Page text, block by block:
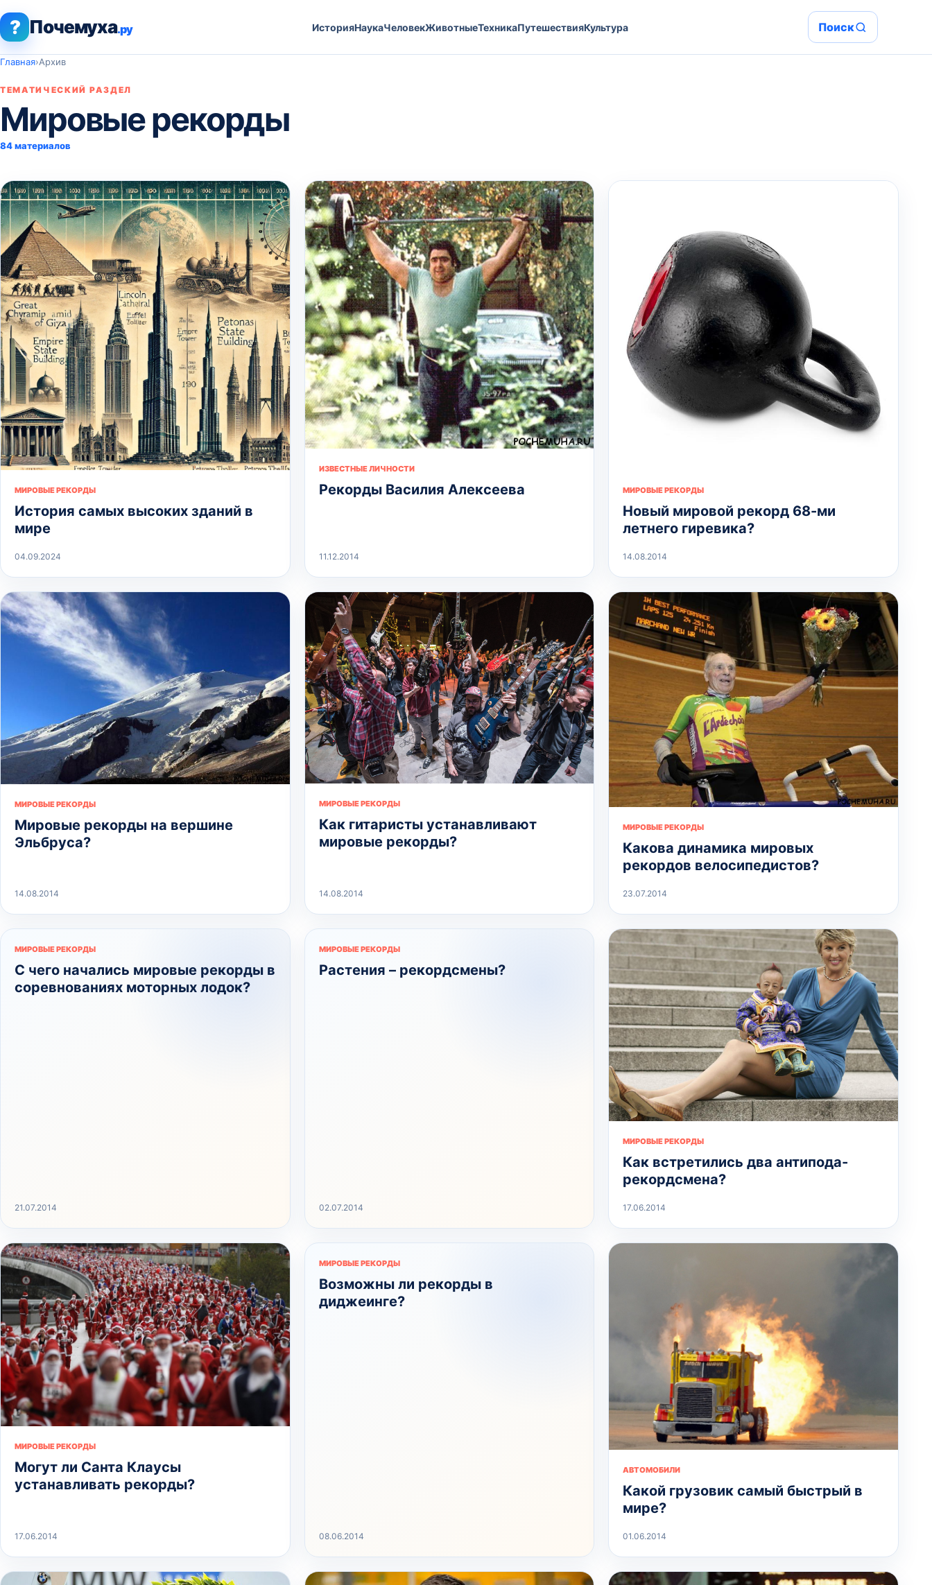
? Почемуха.ру ИсторияНаукаЧеловекЖивотныеТехникаПутешествияКультура Поиск
Главная›Архив
ТЕМАТИЧЕСКИЙ РАЗДЕЛ
Мировые рекорды
84 материалов
МИРОВЫЕ РЕКОРДЫ
История самых высоких зданий в
мире
04.09.2024
ИЗВЕСТНЫЕ ЛИЧНОСТИ
Рекорды Василия Алексеева
11.12.2014
МИРОВЫЕ РЕКОРДЫ
Новый мировой рекорд 68-ми
летнего гиревика?
14.08.2014
МИРОВЫЕ РЕКОРДЫ
Мировые рекорды на вершине
Эльбруса?
14.08.2014
МИРОВЫЕ РЕКОРДЫ
Как гитаристы устанавливают
мировые рекорды?
14.08.2014
МИРОВЫЕ РЕКОРДЫ
Какова динамика мировых
рекордов велосипедистов?
23.07.2014
МИРОВЫЕ РЕКОРДЫ
С чего начались мировые рекорды в
соревнованиях моторных лодок?
21.07.2014
МИРОВЫЕ РЕКОРДЫ
Растения – рекордсмены?
02.07.2014
МИРОВЫЕ РЕКОРДЫ
Как встретились два антипода-
рекордсмена?
17.06.2014
МИРОВЫЕ РЕКОРДЫ
Могут ли Санта Клаусы
устанавливать рекорды?
17.06.2014
МИРОВЫЕ РЕКОРДЫ
Возможны ли рекорды в
диджеинге?
08.06.2014
АВТОМОБИЛИ
Какой грузовик самый быстрый в
мире?
01.06.2014